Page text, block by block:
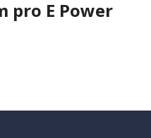
pro E Power